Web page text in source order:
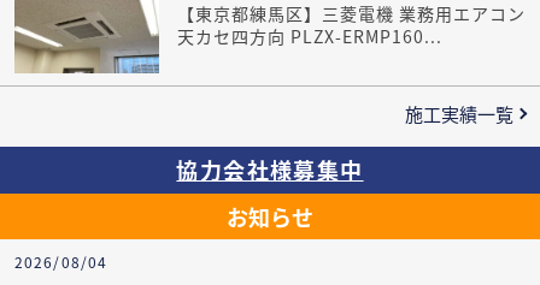
【東京都練馬区】三菱電機 業務用エアコン
天カセ四方向 PLZX-ERMP160...
施工実績一覧
協力会社様募集中
お知らせ
2026/08/04